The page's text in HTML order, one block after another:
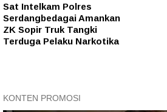
Sat Intelkam Polres
Serdangbedagai Amankan
ZK Sopir Truk Tangki
Terduga Pelaku Narkotika